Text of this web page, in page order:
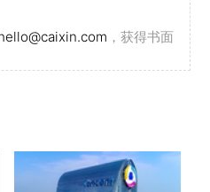
，获得书面